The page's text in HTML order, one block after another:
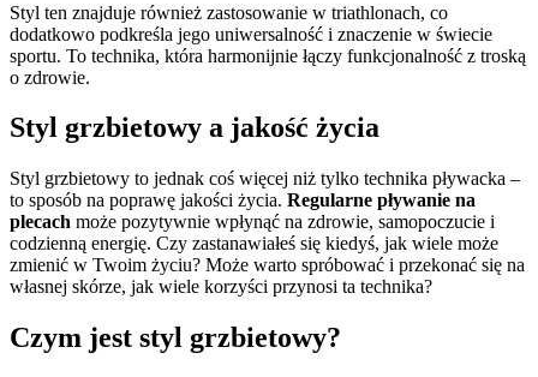
Styl ten znajduje również zastosowanie w triathlonach, co
dodatkowo podkreśla jego uniwersalność i znaczenie w świecie
sportu. To technika, która harmonijnie łączy funkcjonalność z troską
o zdrowie.
Styl grzbietowy a jakość życia
Styl grzbietowy to jednak coś więcej niż tylko technika pływacka –
to sposób na poprawę jakości życia. Regularne pływanie na
plecach może pozytywnie wpłynąć na zdrowie, samopoczucie i
codzienną energię. Czy zastanawiałeś się kiedyś, jak wiele może
zmienić w Twoim życiu? Może warto spróbować i przekonać się na
własnej skórze, jak wiele korzyści przynosi ta technika?
Czym jest styl grzbietowy?